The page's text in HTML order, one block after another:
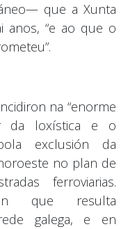
que a Xunta
anos, “e ao que o
na “enorme
da loxística e o
exclusión da
no plan de
ferroviarias.
que resulta
galega, e en